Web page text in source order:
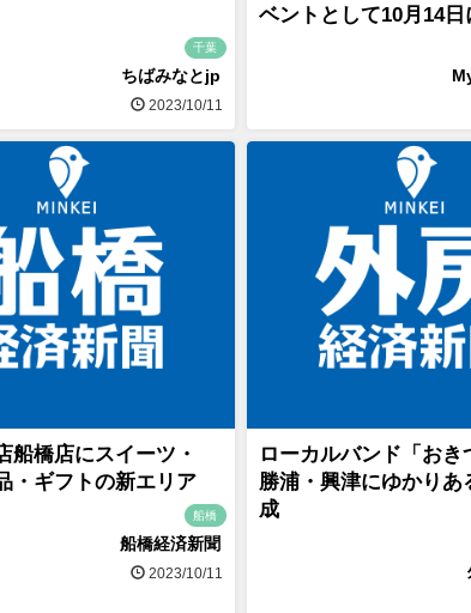
千葉
ちばみなとjp
2023/10/11
ベントとして10月14日
船橋店にスイーツ・
・ギフトの新エリア
船橋
船橋経済新聞
2023/10/11
ローカルバンド「お
勝浦・興津にゆかりあ
成